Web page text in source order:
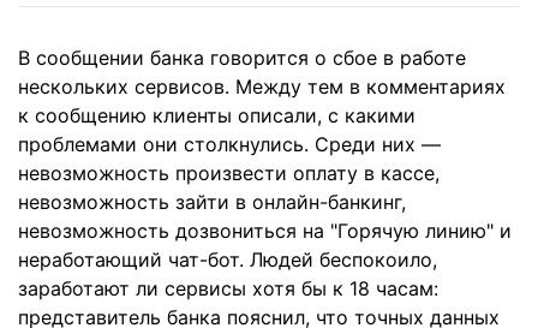
В сообщении банка говорится о сбое в работе
нескольких сервисов. Между тем в комментариях
к сообщению клиенты описали, с какими
проблемами они столкнулись. Среди них —
невозможность произвести оплату в кассе,
невозможность зайти в онлайн-банкинг,
невозможность дозвониться на "Горячую линию" и
неработающий чат-бот. Людей беспокоило,
заработают ли сервисы хотя бы к 18 часам:
представитель банка пояснил, что точных данных